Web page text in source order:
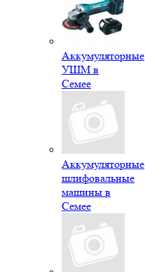
Аккумуляторные
УШМ в
Семее
Аккумуляторные
шлифовальные
машины в
Семее